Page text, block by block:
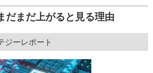
だまだ上がると見る理由
ジーレポート